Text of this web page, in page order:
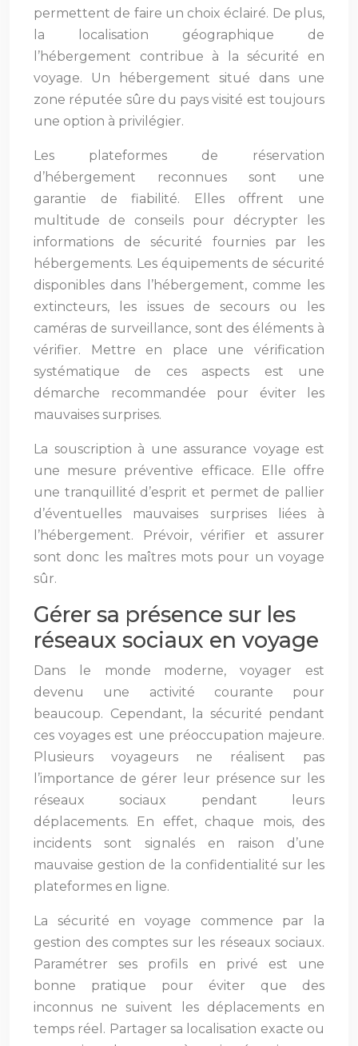
permettent de faire un choix éclairé. De plus,
la localisation géographique de
l’hébergement contribue à la sécurité en
voyage. Un hébergement situé dans une
zone réputée sûre du pays visité est toujours
une option à privilégier.
Les plateformes de réservation
d’hébergement reconnues sont une
garantie de fiabilité. Elles offrent une
multitude de conseils pour décrypter les
informations de sécurité fournies par les
hébergements. Les équipements de sécurité
disponibles dans l’hébergement, comme les
extincteurs, les issues de secours ou les
caméras de surveillance, sont des éléments à
vérifier. Mettre en place une vérification
systématique de ces aspects est une
démarche recommandée pour éviter les
mauvaises surprises.
La souscription à une assurance voyage est
une mesure préventive efficace. Elle offre
une tranquillité d’esprit et permet de pallier
d’éventuelles mauvaises surprises liées à
l’hébergement. Prévoir, vérifier et assurer
sont donc les maîtres mots pour un voyage
sûr.
Gérer sa présence sur les
réseaux sociaux en voyage
Dans le monde moderne, voyager est
devenu une activité courante pour
beaucoup. Cependant, la sécurité pendant
ces voyages est une préoccupation majeure.
Plusieurs voyageurs ne réalisent pas
l’importance de gérer leur présence sur les
réseaux sociaux pendant leurs
déplacements. En effet, chaque mois, des
incidents sont signalés en raison d’une
mauvaise gestion de la confidentialité sur les
plateformes en ligne.
La sécurité en voyage commence par la
gestion des comptes sur les réseaux sociaux.
Paramétrer ses profils en privé est une
bonne pratique pour éviter que des
inconnus ne suivent les déplacements en
temps réel. Partager sa localisation exacte ou